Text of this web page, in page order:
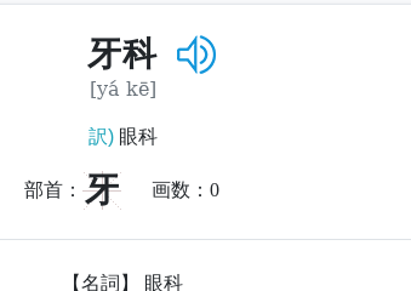
牙科
[yá kē]
訳)眼科
部首： 牙 画数： 0
【名詞】 眼科